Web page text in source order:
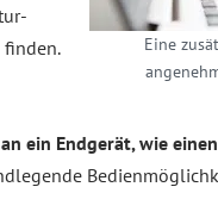
Eine
finden.
ein Endgerät, wie